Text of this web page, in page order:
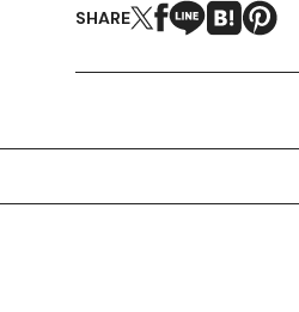
SHARE